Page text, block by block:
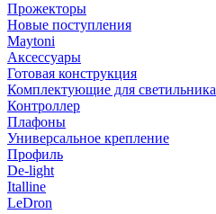
Прожекторы
Новые поступления
Maytoni
Аксессуары
Готовая конструкция
Комплектующие для светильника
Контроллер
Плафоны
Универсальное крепление
Профиль
De-light
Italline
LeDron